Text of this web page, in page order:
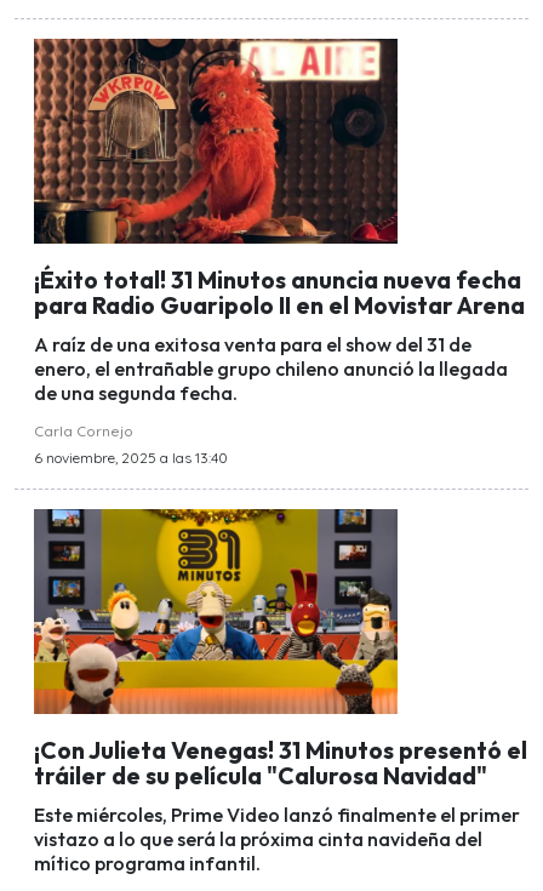
¡Éxito total! 31 Minutos anuncia nueva fecha
para Radio Guaripolo II en el Movistar Arena
A raíz de una exitosa venta para el show del 31 de
enero, el entrañable grupo chileno anunció la llegada
de una segunda fecha.
Carla Cornejo
6 noviembre, 2025 a las 13:40
¡Con Julieta Venegas! 31 Minutos presentó el
tráiler de su película "Calurosa Navidad"
Este miércoles, Prime Video lanzó finalmente el primer
vistazo a lo que será la próxima cinta navideña del
mítico programa infantil.